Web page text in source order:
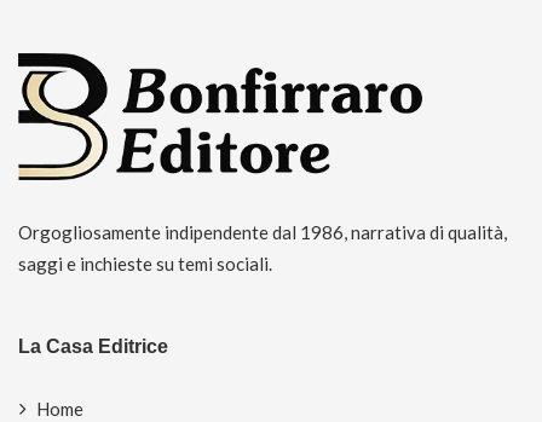
Orgogliosamente indipendente dal 1986, narrativa di qualità,
saggi e inchieste su temi sociali.
La Casa Editrice
Home